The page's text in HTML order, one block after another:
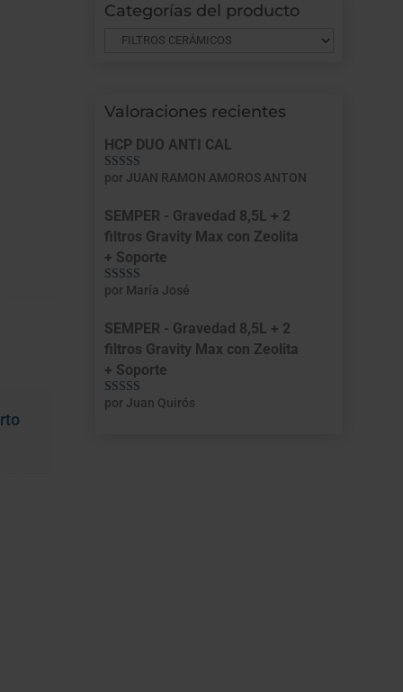
Categorías del producto
Valoraciones recientes
HCP DUO ANTI CAL
Valorado con
por JUAN RAMON AMOROS ANTON
SEMPER - Gravedad 8,5L + 2
filtros Gravity Max con Zeolita
+ Soporte
Valorado con
por María José
SEMPER - Gravedad 8,5L + 2
filtros Gravity Max con Zeolita
+ Soporte
Valorado con
por Juan Quirós